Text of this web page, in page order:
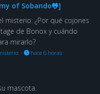
of Sobando🐸]
misterio: ¿Por qué cojones
de Bonox y cuándo
mirarlo?
· hace 6 horas
mascota.